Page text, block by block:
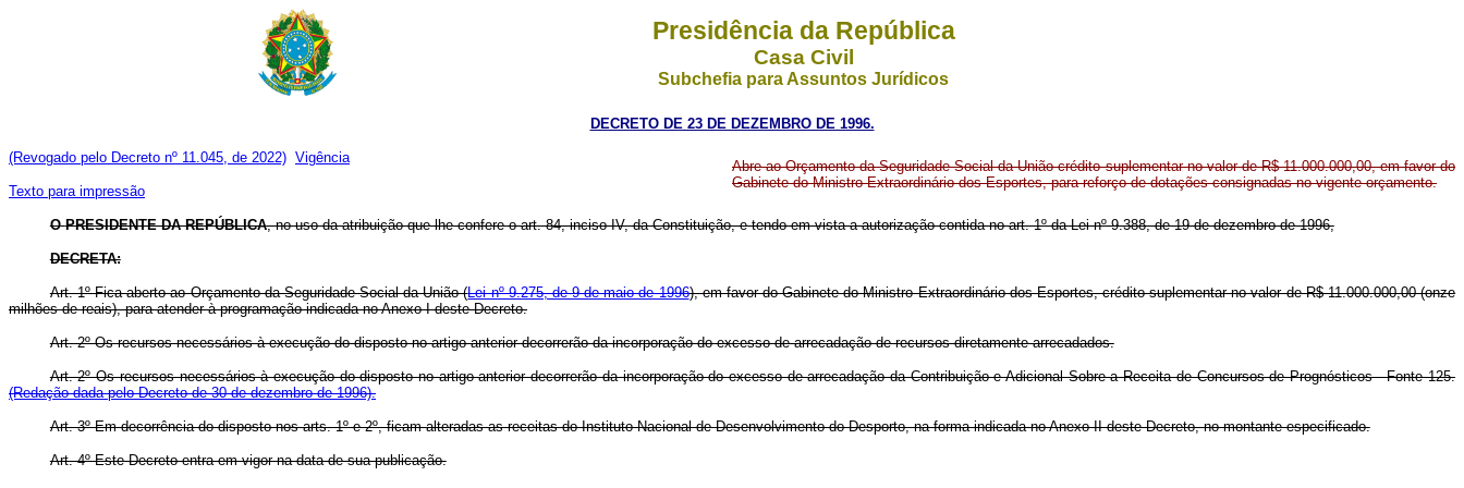
Presidência da República
Casa Civil
Subchefia para Assuntos Jurídicos
DECRETO DE 23 DE DEZEMBRO DE 1996.
(Revogado pelo Decreto nº 11.045, de 2022) Vigência
Texto para impressão
Abre ao Orçamento da Seguridade Social da União crédito suplementar no valor de R$ 11.000.000,00, em favor do
Gabinete do Ministro Extraordinário dos Esportes, para reforço de dotações consignadas no vigente orçamento.
O PRESIDENTE DA REPÚBLICA, no uso da atribuição que lhe confere o art. 84, inciso IV, da Constituição, e tendo em vista a autorização contida no art. 1º da Lei nº 9.388, de 19 de dezembro de 1996,
DECRETA:
Art. 1º Fica aberto ao Orçamento da Seguridade Social da União (Lei nº 9.275, de 9 de maio de 1996), em favor do Gabinete do Ministro Extraordinário dos Esportes, crédito suplementar no valor de R$ 11.000.000,00 (onze
milhões de reais), para atender à programação indicada no Anexo I deste Decreto.
Art. 2º Os recursos necessários à execução do disposto no artigo anterior decorrerão da incorporação do excesso de arrecadação de recursos diretamente arrecadados.
Art. 2º Os recursos necessários à execução do disposto no artigo anterior decorrerão da incorporação do excesso de arrecadação da Contribuição e Adicional Sobre a Receita de Concursos de Prognósticos - Fonte 125.
(Redação dada pelo Decreto de 30 de dezembro de 1996).
Art. 3º Em decorrência do disposto nos arts. 1º e 2º, ficam alteradas as receitas do Instituto Nacional de Desenvolvimento do Desporto, na forma indicada no Anexo II deste Decreto, no montante especificado.
Art. 4º Este Decreto entra em vigor na data de sua publicação.